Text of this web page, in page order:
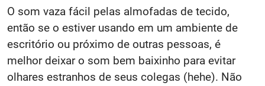
O som vaza fácil pelas almofadas de tecido,
então se o estiver usando em um ambiente de
escritório ou próximo de outras pessoas, é
melhor deixar o som bem baixinho para evitar
olhares estranhos de seus colegas (hehe). Não